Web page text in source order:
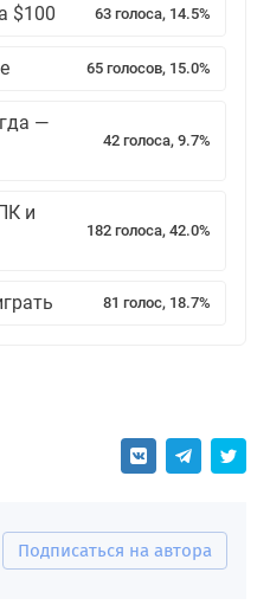
$100 63 голоса, 14.5%
65 голосов, 15.0%
—
42 голоса, 9.7%
и
182 голоса, 42.0%
81 голос, 18.7%
Подписаться на автора